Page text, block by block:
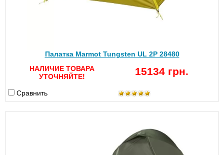
Палатка Marmot Tungsten UL 2P 28480
НАЛИЧИЕ ТОВАРА
УТОЧНЯЙТЕ!
15134 грн.
Сравнить